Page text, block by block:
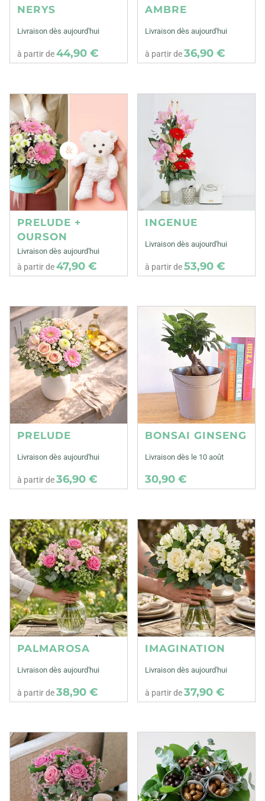
NERYS
Livraison dès aujourd'hui
à partir de44,90 €
AMBRE
Livraison dès aujourd'hui
à partir de36,90 €
PRELUDE +
OURSON
Livraison dès aujourd'hui
à partir de47,90 €
INGENUE
Livraison dès aujourd'hui
à partir de53,90 €
PRELUDE
Livraison dès aujourd'hui
à partir de36,90 €
BONSAI GINSENG
Livraison dès le 10 août
30,90 €
PALMAROSA
Livraison dès aujourd'hui
à partir de38,90 €
IMAGINATION
Livraison dès aujourd'hui
à partir de37,90 €